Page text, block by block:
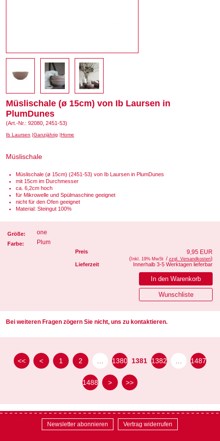
Müslischale (ø 15cm) von Ib Laursen in
PlumDunes
(Art.-Nr.: 92080, 2451-53)
Ib Laursen Ganzjährig Home
Müslischale
Müslischale (ø 15cm) (2451-53) von Ib Laursen in PlumDunes
mit 15cm im Durchmesser
ca. 6,2cm hoch
für Mikrowelle und Spülmaschine geeignet
nicht für den Ofen geeignet
Material: Steingut 100%
Größe: one
Farbe: Plum
Preis 9,95 EUR
( Inkl. 19% MwSt / zzgl. Versandkosten)
Lieferzeit
Innerhalb 3-5 Werktagen lieferbar
Bei weiteren Fragen zögern Sie nicht, uns zu kontaktieren.
<< < 1 2 1380 1381 1382 1487
1488 > >>
Newsletter abonnieren Vertrag widerrufen